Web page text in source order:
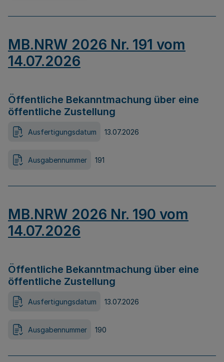
MB.NRW 2026 Nr. 191 vom
14.07.2026
Öffentliche Bekanntmachung über eine
öffentliche Zustellung
Ausfertigungsdatum 13.07.2026
Ausgabennummer 191
MB.NRW 2026 Nr. 190 vom
14.07.2026
Öffentliche Bekanntmachung über eine
öffentliche Zustellung
Ausfertigungsdatum 13.07.2026
Ausgabennummer 190